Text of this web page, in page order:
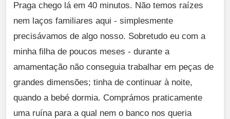
Praga chego lá em 40 minutos. Não temos raízes
nem laços familiares aqui - simplesmente
precisávamos de algo nosso. Sobretudo eu com a
minha filha de poucos meses - durante a
amamentação não conseguia trabalhar em peças de
grandes dimensões; tinha de continuar à noite,
quando a bebé dormia. Comprámos praticamente
uma ruína para a qual nem o banco nos queria